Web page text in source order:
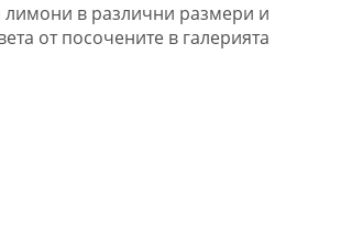
лимони в различни размери и
от посочените в галерията